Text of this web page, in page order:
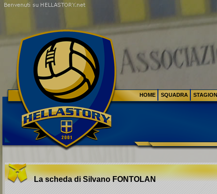
La scheda di SilvanoFONTOLAN
HOME SQUADRA